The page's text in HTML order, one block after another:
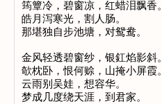
筠簟冷，碧窗凉，红蜡泪飘香。
皓月泻寒光，割人肠。
那堪独自步池塘，对鸳鸯。
金风轻透碧窗纱，银釭焰影斜。
欹枕卧，恨何赊，山掩小屏霞。
云雨别吴娃，想容华。
梦成几度绕天涯，到君家。